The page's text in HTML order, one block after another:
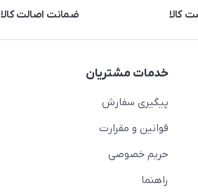
کالا ضمانت اصالت کالا
خدمات مشتریان
پیگیری سفارش
قوانین و مقرارت
حریم خصوصی
راهنما